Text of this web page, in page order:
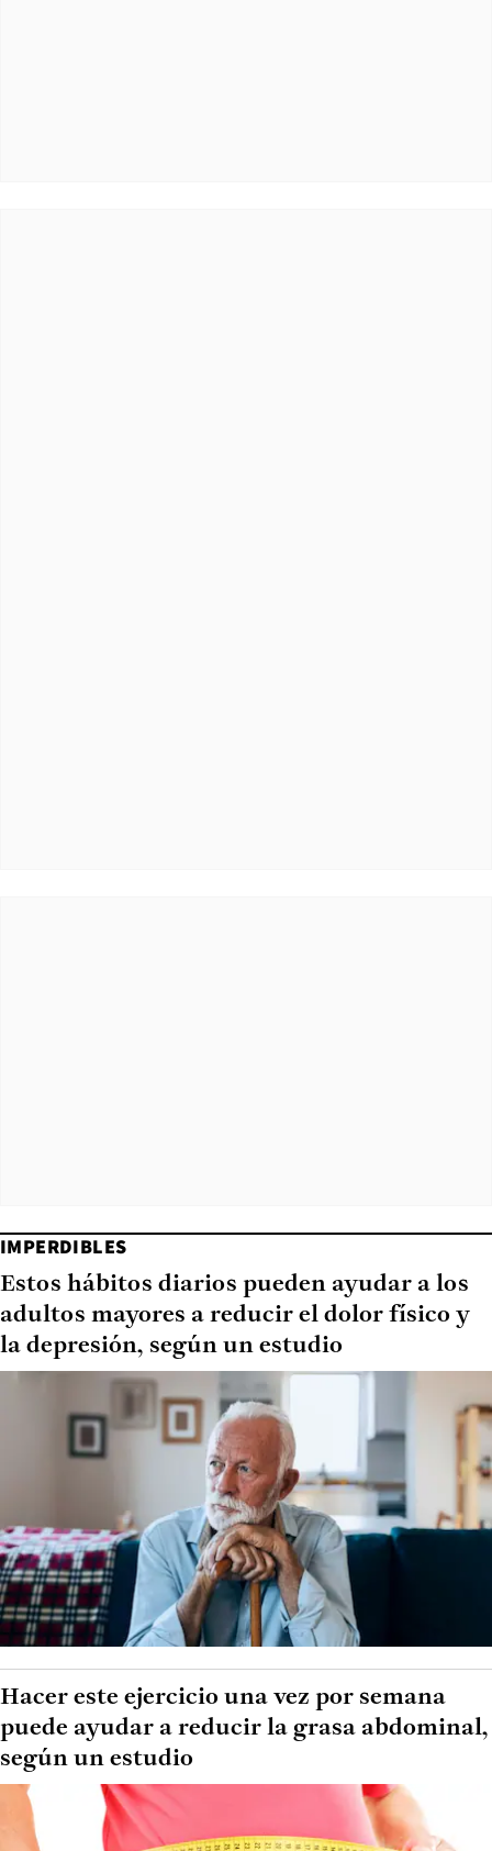
IMPERDIBLES
Estos hábitos diarios pueden ayudar a los
adultos mayores a reducir el dolor físico y
la depresión, según un estudio
Hacer este ejercicio una vez por semana
puede ayudar a reducir la grasa abdominal,
según un estudio